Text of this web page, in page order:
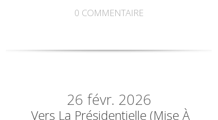
0 COMMENTAIRE
26 févr. 2026
Vers La Présidentielle (mise À